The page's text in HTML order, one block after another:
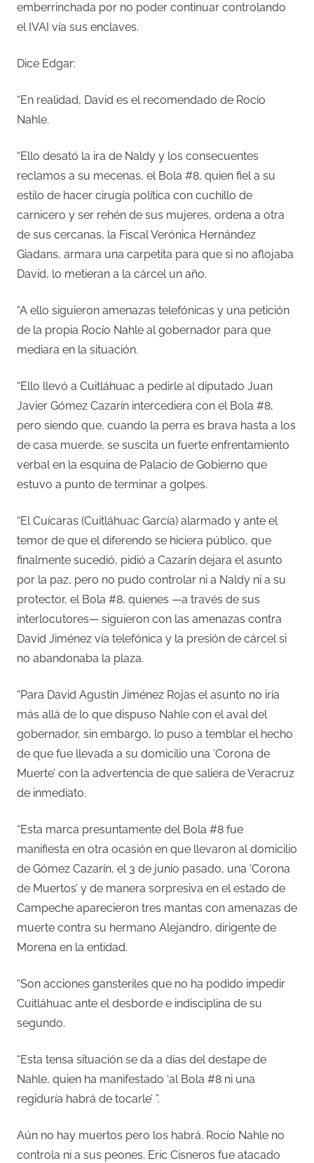
emberrinchada por no poder continuar controlando
el IVAI vía sus enclaves.
Dice Edgar:
“En realidad, David es el recomendado de Rocío
Nahle.
“Ello desató la ira de Naldy y los consecuentes
reclamos a su mecenas, el Bola #8, quien fiel a su
estilo de hacer cirugía política con cuchillo de
carnicero y ser rehén de sus mujeres, ordena a otra
de sus cercanas, la Fiscal Verónica Hernández
Giadans, armara una carpetita para que si no aflojaba
David, lo metieran a la cárcel un año.
“A ello siguieron amenazas telefónicas y una petición
de la propia Rocío Nahle al gobernador para que
mediara en la situación.
“Ello llevó a Cuitláhuac a pedirle al diputado Juan
Javier Gómez Cazarín intercediera con el Bola #8,
pero siendo que, cuando la perra es brava hasta a los
de casa muerde, se suscita un fuerte enfrentamiento
verbal en la esquina de Palacio de Gobierno que
estuvo a punto de terminar a golpes.
“El Cuícaras (Cuitláhuac García) alarmado y ante el
temor de que el diferendo se hiciera público, que
finalmente sucedió, pidió a Cazarín dejara el asunto
por la paz, pero no pudo controlar ni a Naldy ni a su
protector, el Bola #8, quienes —a través de sus
interlocutores— siguieron con las amenazas contra
David Jiménez vía telefónica y la presión de cárcel si
no abandonaba la plaza.
“Para David Agustín Jiménez Rojas el asunto no iría
más allá de lo que dispuso Nahle con el aval del
gobernador, sin embargo, lo puso a temblar el hecho
de que fue llevada a su domicilio una ‘Corona de
Muerte’ con la advertencia de que saliera de Veracruz
de inmediato.
“Esta marca presuntamente del Bola #8 fue
manifiesta en otra ocasión en que llevaron al domicilio
de Gómez Cazarín, el 3 de junio pasado, una ‘Corona
de Muertos’ y de manera sorpresiva en el estado de
Campeche aparecieron tres mantas con amenazas de
muerte contra su hermano Alejandro, dirigente de
Morena en la entidad.
“Son acciones gansteriles que no ha podido impedir
Cuitláhuac ante el desborde e indisciplina de su
segundo.
“Esta tensa situación se da a días del destape de
Nahle, quien ha manifestado ‘al Bola #8 ni una
regiduría habrá de tocarle’ ”.
Aún no hay muertos pero los habrá. Rocío Nahle no
controla ni a sus peones. Eric Cisneros fue atacado